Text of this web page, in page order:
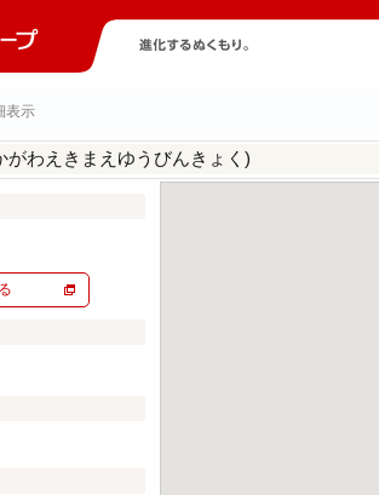
表示
がわえきまえゆうびんきょく)